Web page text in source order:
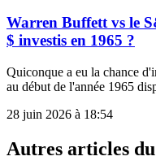
Warren Buffett vs le
$ investis en 1965 ?
Quiconque a eu la chance
au début de l'année 1965
28 juin 2026 à 18:54
Autres articles